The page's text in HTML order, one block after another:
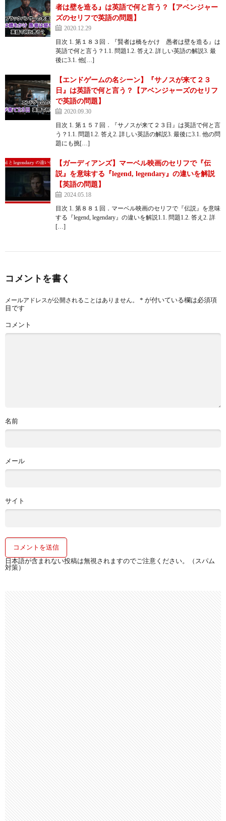
者は壁を造る』は英語で何と言う？【アベンジャー
ズのセリフで英語の問題】
2020.12.29
目次 1. 第１８３回．『賢者は橋をかけ 愚者は壁を造る』は
英語で何と言う？1.1. 問題1.2. 答え2. 詳しい英語の解説3. 最
後に3.1. 他[…]
【エンドゲームの名シーン】『サノスが来て２３
日』は英語で何と言う？【アベンジャーズのセリフ
で英語の問題】
2020.09.30
目次 1. 第１５７回．『サノスが来て２３日』は英語で何と言
う？1.1. 問題1.2. 答え2. 詳しい英語の解説3. 最後に3.1. 他の問
題にも挑[…]
【ガーディアンズ】マーベル映画のセリフで『伝
説』を意味する『legend, legendary』の違いを解説
【英語の問題】
2024.05.18
目次 1. 第８８１回．マーベル映画のセリフで『伝説』を意味
する『legend, legendary』の違いを解説1.1. 問題1.2. 答え2. 詳
[…]
コメントを書く
メールアドレスが公開されることはありません。 * が付いている欄は必須項
目です
コメント
名前
メール
サイト
日本語が含まれない投稿は無視されますのでご注意ください。（スパム
対策）